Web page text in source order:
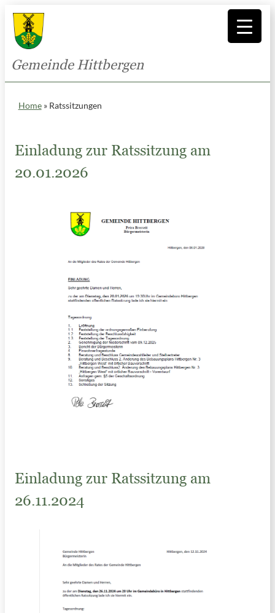
Gemeinde Hittbergen
Home» Ratssitzungen
Einladung zur Ratssitzung am
20.01.2026
Einladung zur Ratssitzung am
26.11.2024